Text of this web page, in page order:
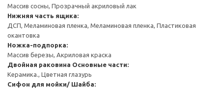
Массив сосны, Прозрачный акриловый лак
Нижняя часть ящика:
ДСП, Меламиновая пленка, Меламиновая пленка, Пластиковая
окантовка
Ножка-подпорка:
Массив березы, Акриловая краска
Двойная раковина Основные части:
Керамика., Цветная глазурь
Cифон для мойки/ Шайба: